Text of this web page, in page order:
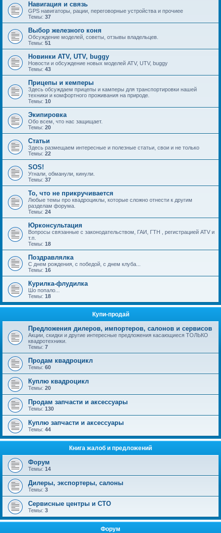
Навигация и связь
GPS навигаторы, рации, переговорные устройства и прочиее
Темы: 37
Выбор железного коня
Обсуждение моделей, советы, отзывы владельцев.
Темы: 51
Новинки ATV, UTV, buggy
Новости и обсуждение новых моделей ATV, UTV, buggy
Темы: 43
Прицепы и кемперы
Здесь обсуждаем прицепы и камперы для транспортировки нашей
техники и комфортного проживания на природе.
Темы: 10
Экипировка
Обо всем, что нас защищает.
Темы: 20
Статьи
Здесь размещаем интересные и полезные статьи, свои и не только
Темы: 22
SOS!
Угнали, обманули, кинули.
Темы: 37
То, что не прикручивается
Любые темы про квадроциклы, которые сложно отнести к другим
разделам форума.
Темы: 24
Юрконсультация
Вопросы связанные с законодательством, ГАИ, ГТН , регистрацией ATV и
т.п.
Темы: 18
Поздравлялка
С днем рождения, с победой, с днем клуба...
Темы: 16
Курилка-флудилка
Шо попало...
Темы: 18
Купи-продай
Предложения дилеров, импортеров, салонов и сервисов
Акции, скидки и другие интересные предложения касающиеся ТОЛЬКО
квадротехники.
Темы: 7
Продам квадроцикл
Темы: 60
Куплю квадроцикл
Темы: 20
Продам запчасти и аксессуары
Темы: 130
Куплю запчасти и аксессуары
Темы: 44
Книга жалоб и предложений
Форум
Темы: 14
Дилеры, экспортеры, салоны
Темы: 3
Сервисные центры и СТО
Темы: 3
Форум